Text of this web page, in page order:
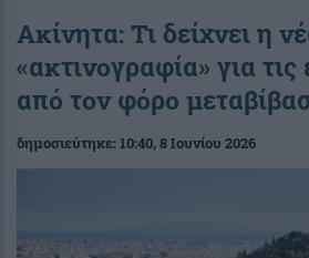
Ακίνητα: Τι δείχνει η
«ακτινογραφία» για τις
από τον φόρο
δημοσιεύτηκε:10:40, 8 Ιουνίου 2026